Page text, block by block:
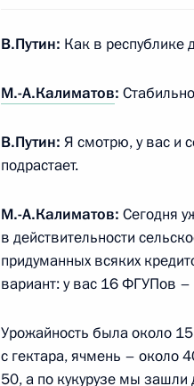
Махмуд-Али Калиматов
26 июня 2019 года, 20:40
26 июня 2019 года, 20:35
Встреча с Юнус-Беком
26 июня 2019 года, 20:20
В.Путин: Как в республике
М.-А.Калиматов:
В.Путин: Я смотрю, у вас и
подрастает.
М.-А.Калиматов: Сегодня
в действительности
придуманных всяких
вариант: у вас 16 ФГУПов –
Урожайность была около
с гектара, ячмень – около
50, а по кукурузе мы